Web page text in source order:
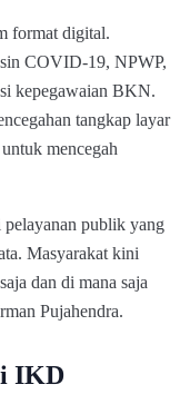
format digital.
COVID-19, NPWP,
kepegawaian BKN.
tangkap layar
mencegah
publik yang
Masyarakat kini
dan di mana saja
Pujahendra.
IKD